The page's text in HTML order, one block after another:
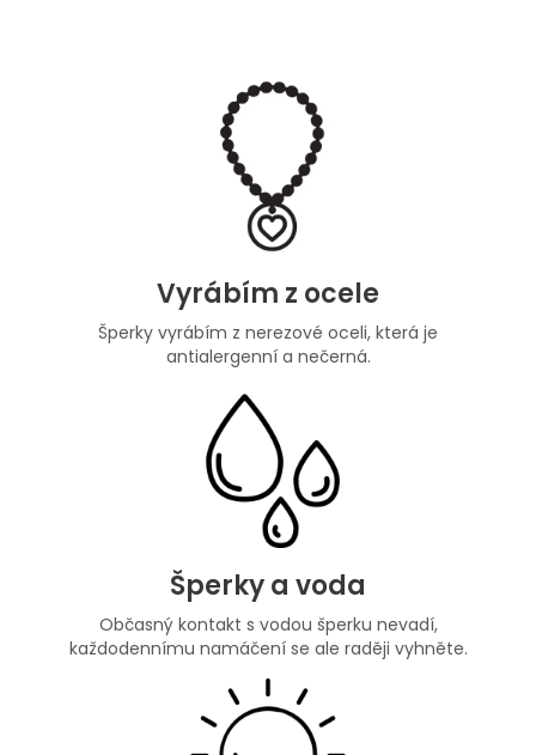
Vyrábím z ocele
Šperky vyrábím z nerezové oceli, která je
antialergenní a nečerná.
Šperky a voda
Občasný kontakt s vodou šperku nevadí,
každodennímu namáčení se ale raději vyhněte.